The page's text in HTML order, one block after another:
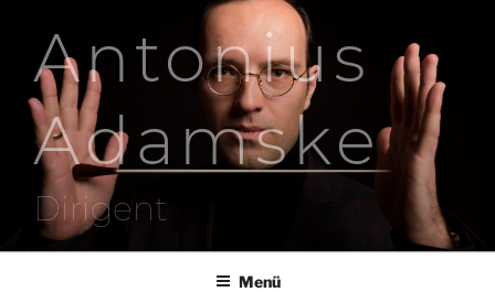
springenAntonius
Adamske
Dirigent
Menü